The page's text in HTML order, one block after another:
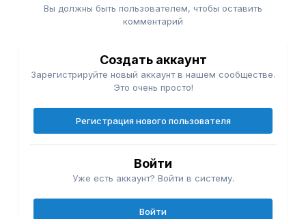
Вы должны быть пользователем, чтобы оставить
комментарий
Создать аккаунт
Зарегистрируйте новый аккаунт в нашем сообществе.
Это очень просто!
Регистрация нового пользователя
Войти
Уже есть аккаунт? Войти в систему.
Войти